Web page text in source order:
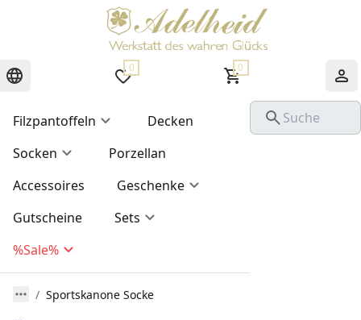
0 0
Filzpantoffeln
Decken
Socken
Porzellan
Accessoires
Geschenke
Gutscheine
Sets
%Sale%
Sportskanone Socke